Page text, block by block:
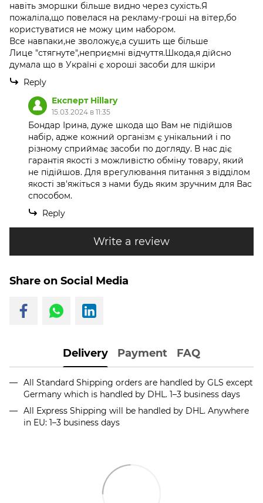
навіть зморшки більше видно через сухість.Я
пожаліла,що повелася на рекламу-гроші на вітер,бо
користуватися не можу цим набором.
Все навпаки,не зволожує,а сушить ще більше
Лице "стягнуте",неприємні відчуття.Шкода,я дійсно
думала що в Україні є хороші засоби для шкіри
Reply
Експерт Hillary
15.03.2024 в 11:35
Бондар Ірина, дуже шкода що Вам не підійшов
набір, адже кожний організм є унікальний і по
різному сприймає засоби по догляду. В нас діє
гарантія якості з можливістю обміну товару, який
не підійшов. Для врегулювання питання з відділом
якості зв'яжіться з нами будь яким зручним для Вас
способом.
Reply
Write a review
Share on Social Media
Delivery Payment FAQ
All Standard Shipping orders are handled by GLS except
Germany which is handled by DHL. 1–3 business days
All Express Shipping will be handled by DHL. Anywhere
in EU: 1–3 business days